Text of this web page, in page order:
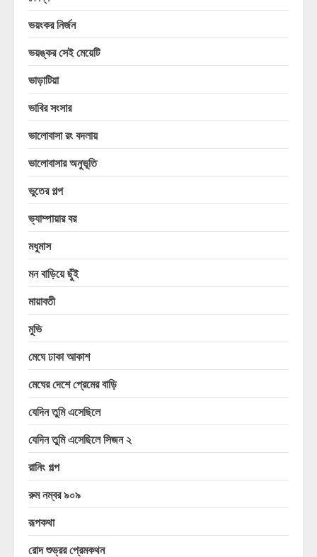
ভয়ংকর নির্জন
ভয়ঙ্কর সেই মেয়েটি
ভাড়াটিয়া
ভাবির সংসার
ভালোবাসা রং বদলায়
ভালোবাসার অনুভূতি
ভুতের গল্প
ভ্যাম্পায়ার বর
মধুমাস
মন বাড়িয়ে ছুঁই
মায়াবতী
মুভি
মেঘে ঢাকা আকাশ
মেঘের দেশে প্রেমের বাড়ি
যেদিন তুমি এসেছিলে
যেদিন তুমি এসেছিলে সিজন ২
রানিং গল্প
রুম নম্বর ৯০৯
রূপকথা
রোদ শুভ্রর প্রেমকথন